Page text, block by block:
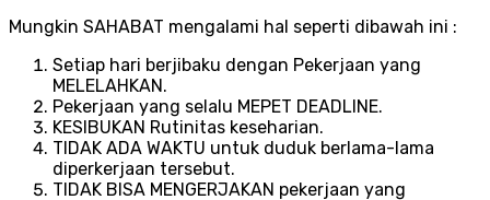
Mungkin SAHABAT mengalami hal seperti dibawah ini :
Setiap hari berjibaku dengan Pekerjaan yang
MELELAHKAN.
Pekerjaan yang selalu MEPET DEADLINE.
KESIBUKAN Rutinitas keseharian.
TIDAK ADA WAKTU untuk duduk berlama-lama
diperkerjaan tersebut.
TIDAK BISA MENGERJAKAN pekerjaan yang